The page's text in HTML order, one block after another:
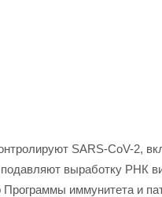
SARS-CoV-2,
выработку РНК
Программы иммунитета и